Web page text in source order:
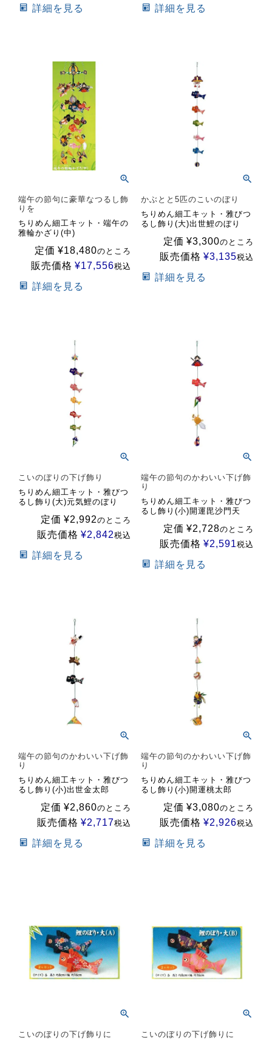
詳細を見る 詳細を見る
端午の節句に豪華なつるし飾
りを
ちりめん細工キット・端午の
雅輪かざり(中)
定価 ¥18,480のところ
販売価格 ¥17,556税込
詳細を見る
かぶとと5匹のこいのぼり
ちりめん細工キット・雅びつ
るし飾り(大)出世鯉のぼり
定価 ¥3,300のところ
販売価格 ¥3,135税込
詳細を見る
こいのぼりの下げ飾り
ちりめん細工キット・雅びつ
るし飾り(大)元気鯉のぼり
定価 ¥2,992のところ
販売価格 ¥2,842税込
詳細を見る
端午の節句のかわいい下げ飾
り
ちりめん細工キット・雅びつ
るし飾り(小)開運毘沙門天
定価 ¥2,728のところ
販売価格 ¥2,591税込
詳細を見る
端午の節句のかわいい下げ飾
り
ちりめん細工キット・雅びつ
るし飾り(小)出世金太郎
定価 ¥2,860のところ
販売価格 ¥2,717税込
詳細を見る
端午の節句のかわいい下げ飾
り
ちりめん細工キット・雅びつ
るし飾り(小)開運桃太郎
定価 ¥3,080のところ
販売価格 ¥2,926税込
詳細を見る
こいのぼりの下げ飾りに
こいのぼりの下げ飾りに